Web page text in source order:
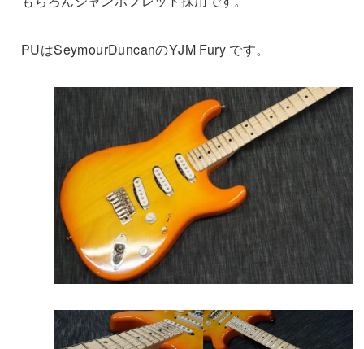
PUはSeymourDuncanのYJM Fury です。